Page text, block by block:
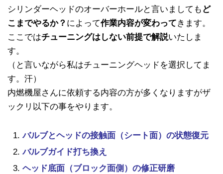
シリンダーヘッドのオーバーホールと言いましても ど
こまでやるか？ によって作業内容が変わってきます。
ここではチューニングはしない前提で解説いたしま
す。
（と言いながら私はチューニングヘッドを選択してま
す。汗）
内燃機屋さんに依頼する内容の方が多くなりますがザ
ックリ以下の事をやります。
バルブとヘッドの接触面（シート面）の状態復元
バルブガイド打ち換え
ヘッド底面（ブロック面側）の修正研磨